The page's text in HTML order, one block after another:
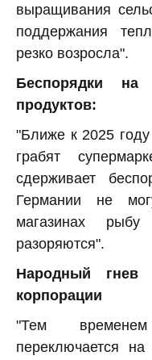
выращивания
поддержания
резко возросла".
Беспорядки на
продуктов:
"Ближе к 2025
грабят
сдерживает
Германии не
магазинах
разоряются".
Народный
корпорации
"Тем
переключается